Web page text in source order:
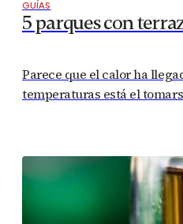
GUÍAS
5 parques con
Parece que el calor ha
temperaturas está el